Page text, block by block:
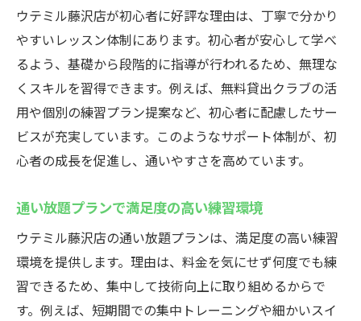
ウテミル藤沢店が初心者に好評な理由は、丁寧で分かり
やすいレッスン体制にあります。初心者が安心して学べ
るよう、基礎から段階的に指導が行われるため、無理な
くスキルを習得できます。例えば、無料貸出クラブの活
用や個別の練習プラン提案など、初心者に配慮したサー
ビスが充実しています。このようなサポート体制が、初
心者の成長を促進し、通いやすさを高めています。
通い放題プランで満足度の高い練習環境
ウテミル藤沢店の通い放題プランは、満足度の高い練習
環境を提供します。理由は、料金を気にせず何度でも練
習できるため、集中して技術向上に取り組めるからで
す。例えば、短期間での集中トレーニングや細かいスイ